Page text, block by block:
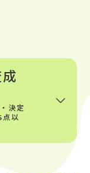
決定
以